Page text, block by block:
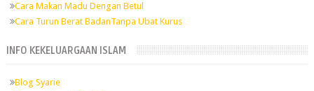
Cara Makan Madu Dengan Betul
Cara Turun Berat BadanTanpa Ubat Kurus
INFO KEKELUARGAAN ISLAM
Blog Syarie